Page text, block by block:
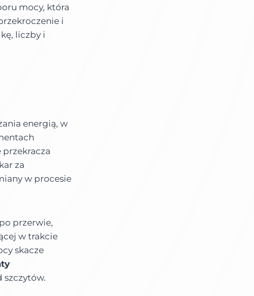
mocy, która
i
liczby i
energią, w
za
w procesie
przerwie,
w trakcie
skacze
szczytów.